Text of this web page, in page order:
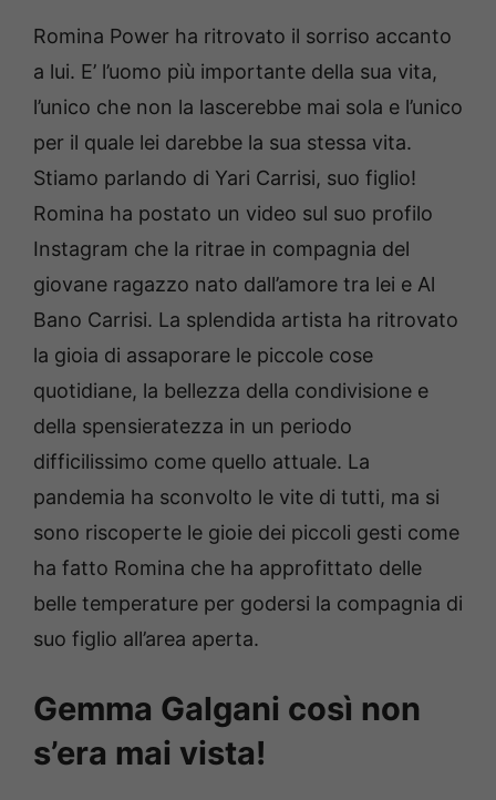
Romina Power ha ritrovato il sorriso accanto
a lui. E’ l’uomo più importante della sua vita,
l’unico che non la lascerebbe mai sola e l’unico
per il quale lei darebbe la sua stessa vita.
Stiamo parlando di Yari Carrisi, suo figlio!
Romina ha postato un video sul suo profilo
Instagram che la ritrae in compagnia del
giovane ragazzo nato dall’amore tra lei e Al
Bano Carrisi. La splendida artista ha ritrovato
la gioia di assaporare le piccole cose
quotidiane, la bellezza della condivisione e
della spensieratezza in un periodo
difficilissimo come quello attuale. La
pandemia ha sconvolto le vite di tutti, ma si
sono riscoperte le gioie dei piccoli gesti come
ha fatto Romina che ha approfittato delle
belle temperature per godersi la compagnia di
suo figlio all’area aperta.
Gemma Galgani così non
s’era mai vista!